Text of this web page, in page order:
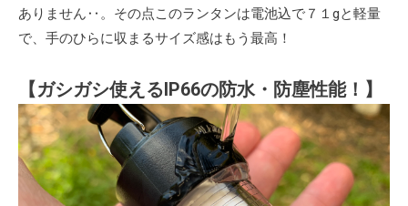
ありません‥。その点このランタンは電池込で７１gと軽量
で、手のひらに収まるサイズ感はもう最高！
【ガシガシ使えるIP66の防水・防塵性能！】